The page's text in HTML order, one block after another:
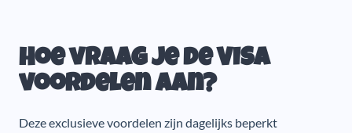
Hoe vraag je de VISA
voordelen aan?
Deze exclusieve voordelen zijn dagelijks beperkt